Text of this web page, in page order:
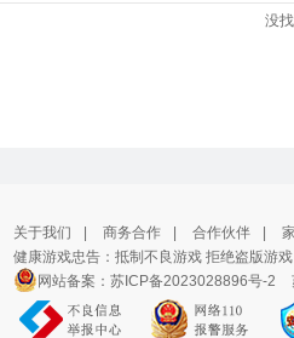
没
关于我们 商务合作 合作伙伴
健康游戏忠告：抵制不良游戏 拒绝盗版游
网站备案： 苏ICP备2023028896号-2